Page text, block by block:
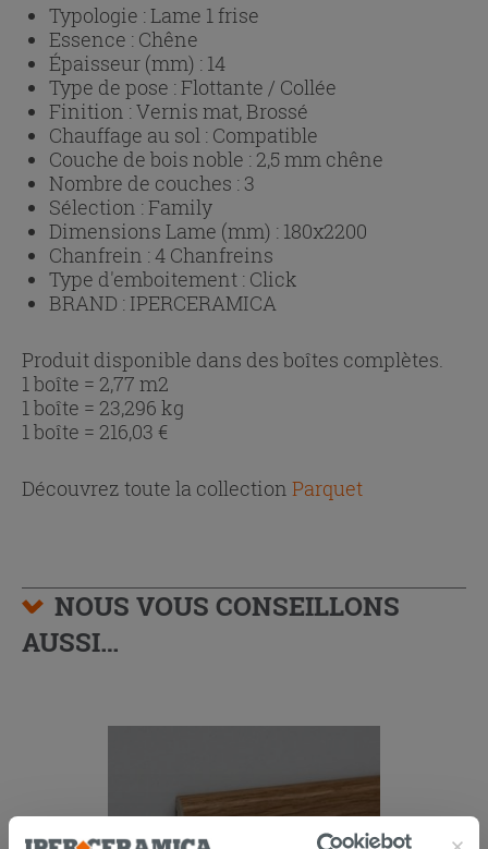
Typologie :Lame 1 frise
Essence : Chêne
Épaisseur (mm) : 14
Type de pose :Flottante / Collée
Finition :Vernis mat, Brossé
Chauffage au sol : Compatible
Couche de bois noble : 2,5 mm chêne
Nombre de couches : 3
Sélection :Family
Dimensions Lame (mm) : 180x2200
Chanfrein :4 Chanfreins
Type d'emboitement : Click
BRAND : IPERCERAMICA
Produit disponible dans des boîtes complètes.
1 boîte = 2,77 m2
1 boîte = 23,296 kg
1 boîte = 216,03 €
Découvrez toute la collection Parquet
NOUS VOUS CONSEILLONS
AUSSI…